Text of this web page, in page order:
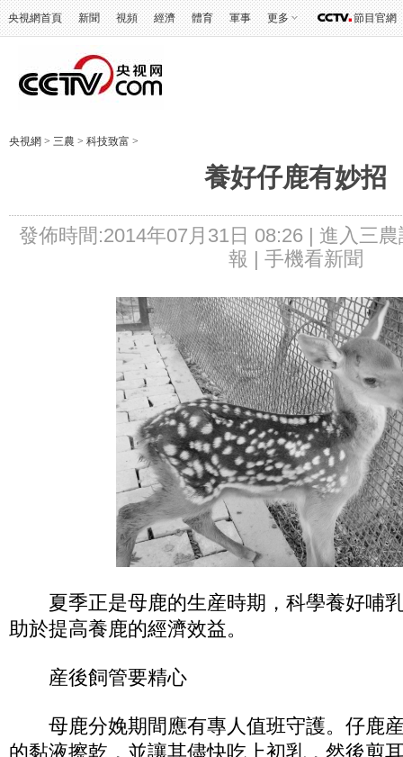
央視網首頁 新聞 視頻 經濟 體育 軍事 更多 節目官網
央視網 > 三農 > 科技致富 >
養好仔鹿有妙招
發佈時間:2014年07月31日 08:26 | 進入三
報 | 手機看新聞
夏季正是母鹿的生産時期，科學養好哺
助於提高養鹿的經濟效益。
産後飼管要精心
母鹿分娩期間應有專人值班守護。仔鹿
的黏液擦乾，並讓其儘快吃上初乳，然後剪